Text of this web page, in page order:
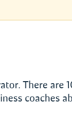
There are
coaches